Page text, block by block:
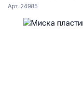
Арт. 24985